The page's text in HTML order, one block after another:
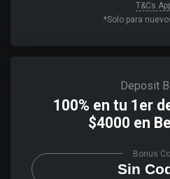
T&Cs
*Solo para
Deposit
100% en tu 1er
$4000 en
Sin
Bonus